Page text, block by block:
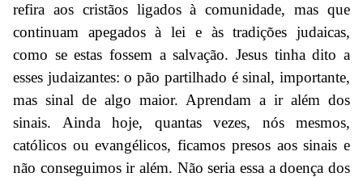
refira aos cristãos ligados à comunidade, mas que
continuam apegados à lei e às tradições judaicas,
como se estas fossem a salvação. Jesus tinha dito a
esses judaizantes: o pão partilhado é sinal, importante,
mas sinal de algo maior. Aprendam a ir além dos
sinais. Ainda hoje, quantas vezes, nós mesmos,
católicos ou evangélicos, ficamos presos aos sinais e
não conseguimos ir além. Não seria essa a doença dos